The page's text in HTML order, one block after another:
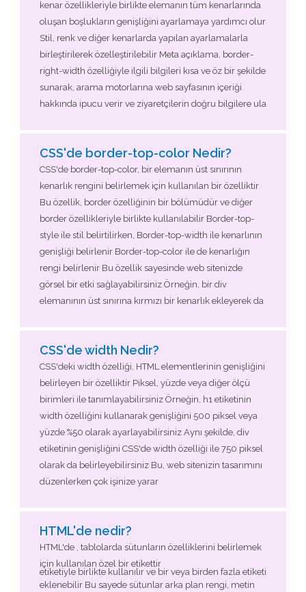
kenar özellikleriyle birlikte elemanın tüm kenarlarında
oluşan boşlukların genişliğini ayarlamaya yardımcı olur
Stil, renk ve diğer kenarlarda yapılan ayarlamalarla
birleştirilerek özelleştirilebilir Meta açıklama, border-
right-width özelliğiyle ilgili bilgileri kısa ve öz bir şekilde
sunarak, arama motorlarına web sayfasının içeriği
hakkında ipucu verir ve ziyaretçilerin doğru bilgilere ula
CSS'de border-top-color Nedir?
CSS'de border-top-color, bir elemanın üst sınırının
kenarlık rengini belirlemek için kullanılan bir özelliktir
Bu özellik, border özelliğinin bir bölümüdür ve diğer
border özellikleriyle birlikte kullanılabilir Border-top-
style ile stil belirtilirken, Border-top-width ile kenarlının
genişliği belirlenir Border-top-color ile de kenarlığın
rengi belirlenir Bu özellik sayesinde web sitenizde
görsel bir etki sağlayabilirsiniz Örneğin, bir div
elemanının üst sınırına kırmızı bir kenarlık ekleyerek da
CSS'de width Nedir?
CSS'deki width özelliği, HTML elementlerinin genişliğini
belirleyen bir özelliktir Piksel, yüzde veya diğer ölçü
birimleri ile tanımlayabilirsiniz Örneğin, h1 etiketinin
width özelliğini kullanarak genişliğini 500 piksel veya
yüzde %50 olarak ayarlayabilirsiniz Aynı şekilde, div
etiketinin genişliğini CSS'de width özelliği ile 750 piksel
olarak da belirleyebilirsiniz Bu, web sitenizin tasarımını
düzenlerken çok işinize yarar
HTML'de nedir?
HTML'de , tablolarda sütunların özelliklerini belirlemek
için kullanılan özel bir etikettir
etiketiyle birlikte kullanılır ve bir veya birden fazla etiketi
eklenebilir Bu sayede sütunlar arka plan rengi, metin